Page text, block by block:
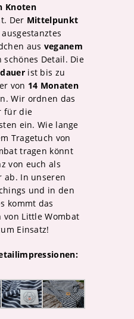
Knoten
Der Mittelpunkt
aus veganem
schönes Detail. Die
ist bis zu
von 14 Monaten
Wir ordnen das
für die
ein. Wie lange
Tragetuch von
tragen könnt
von euch als
ab. In unseren
und in den
kommt das
von Little Wombat
Einsatz!